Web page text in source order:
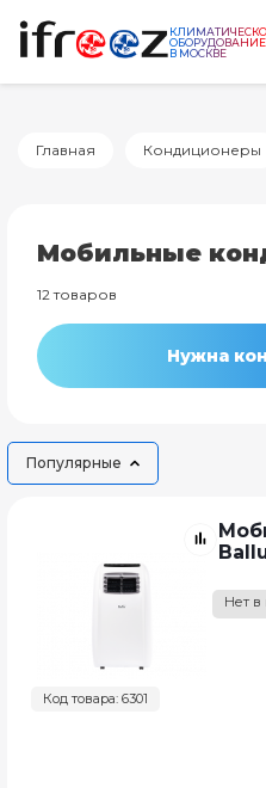
ОБОРУДОВАНИЕ
В МОСКВЕ
Главная Кондиционеры
Мобильные
12 товаров
Нужна
Популярные
Код товара: 6301
Нет в